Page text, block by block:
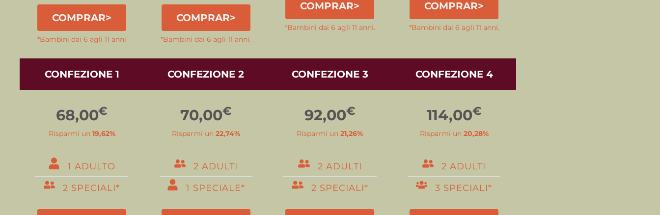
COMPRAR>
*Bambini dai 6 agli 11 anni
COMPRAR>
*Bambini dai 6 agli 11 anni.
COMPRAR>
*Bambini dai 6 agli 11 anni.
COMPRAR>
*Bambini dai 6 agli 11 anni.
CONFEZIONE 1
68,00€
Risparmi un 19,62%
1 ADULTO
2 SPECIALI*
CONFEZIONE 2
70,00€
Risparmi un 22,74%
2 ADULTI
1 SPECIALE*
CONFEZIONE 3
92,00€
Risparmi un21,26%
2 ADULTI
2 SPECIALI*
CONFEZIONE 4
114,00€
Risparmi un 20,28%
2 ADULTI
3 SPECIALI*